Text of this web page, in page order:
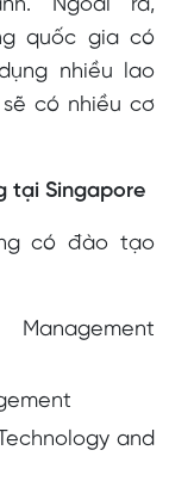
Ngoài ra,
quốc gia có
nhiều lao
có nhiều cơ
tại Singapore
có đào tạo
and